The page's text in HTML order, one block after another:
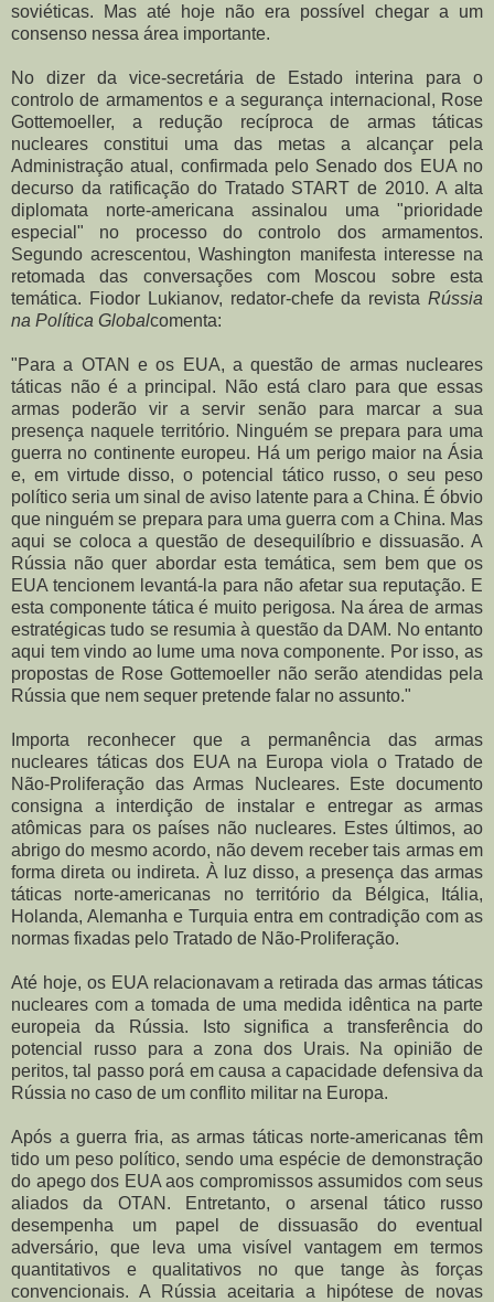
soviéticas. Mas até hoje não era possível chegar a um
consenso nessa área importante.
No dizer da vice-secretária de Estado interina para o
controlo de armamentos e a segurança internacional, Rose
Gottemoeller, a redução recíproca de armas táticas
nucleares constitui uma das metas a alcançar pela
Administração atual, confirmada pelo Senado dos EUA no
decurso da ratificação do Tratado START de 2010. A alta
diplomata norte-americana assinalou uma "prioridade
especial" no processo do controlo dos armamentos.
Segundo acrescentou, Washington manifesta interesse na
retomada das conversações com Moscou sobre esta
temática. Fiodor Lukianov, redator-chefe da revista Rússia
na Política Globalcomenta:
"Para a OTAN e os EUA, a questão de armas nucleares
táticas não é a principal. Não está claro para que essas
armas poderão vir a servir senão para marcar a sua
presença naquele território. Ninguém se prepara para uma
guerra no continente europeu. Há um perigo maior na Ásia
e, em virtude disso, o potencial tático russo, o seu peso
político seria um sinal de aviso latente para a China. É óbvio
que ninguém se prepara para uma guerra com a China. Mas
aqui se coloca a questão de desequilíbrio e dissuasão. A
Rússia não quer abordar esta temática, sem bem que os
EUA tencionem levantá-la para não afetar sua reputação. E
esta componente tática é muito perigosa. Na área de armas
estratégicas tudo se resumia à questão da DAM. No entanto
aqui tem vindo ao lume uma nova componente. Por isso, as
propostas de Rose Gottemoeller não serão atendidas pela
Rússia que nem sequer pretende falar no assunto."
Importa reconhecer que a permanência das armas
nucleares táticas dos EUA na Europa viola o Tratado de
Não-Proliferação das Armas Nucleares. Este documento
consigna a interdição de instalar e entregar as armas
atômicas para os países não nucleares. Estes últimos, ao
abrigo do mesmo acordo, não devem receber tais armas em
forma direta ou indireta. À luz disso, a presença das armas
táticas norte-americanas no território da Bélgica, Itália,
Holanda, Alemanha e Turquia entra em contradição com as
normas fixadas pelo Tratado de Não-Proliferação.
Até hoje, os EUA relacionavam a retirada das armas táticas
nucleares com a tomada de uma medida idêntica na parte
europeia da Rússia. Isto significa a transferência do
potencial russo para a zona dos Urais. Na opinião de
peritos, tal passo porá em causa a capacidade defensiva da
Rússia no caso de um conflito militar na Europa.
Após a guerra fria, as armas táticas norte-americanas têm
tido um peso político, sendo uma espécie de demonstração
do apego dos EUA aos compromissos assumidos com seus
aliados da OTAN. Entretanto, o arsenal tático russo
desempenha um papel de dissuasão do eventual
adversário, que leva uma visível vantagem em termos
quantitativos e qualitativos no que tange às forças
convencionais. A Rússia aceitaria a hipótese de novas